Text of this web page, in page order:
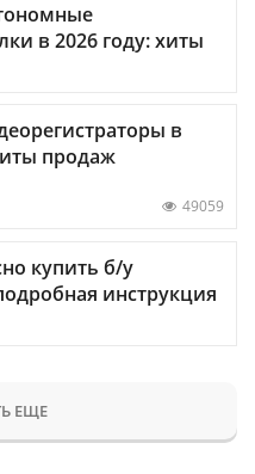
в 2026 году: хиты
в
продаж
49059
купить б/у
инструкция
ЕЩЕ